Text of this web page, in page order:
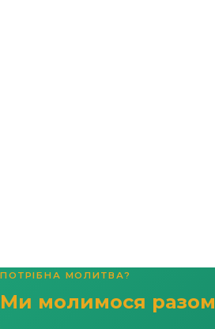
ПОТРІБНА МОЛИТВА?
Ми молимося разом